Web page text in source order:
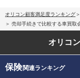
オリコン顧客満足度ランキング
売却手続きで比較する車買取
オリコ
保険関連ランキング